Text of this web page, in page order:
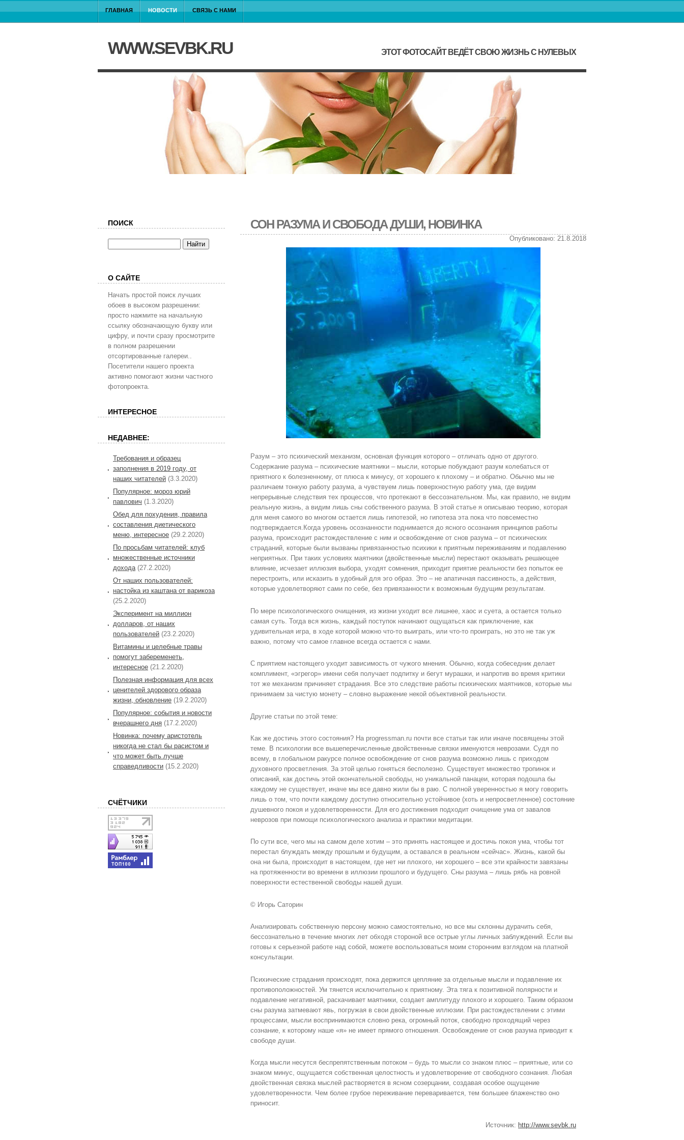
ГЛАВНАЯ НОВОСТИ СВЯЗЬ С НАМИ
WWW.SEVBK.RU ЭТОТ ФОТОСАЙТ ВЕДЁТ СВОЮ ЖИЗНЬ С НУЛЕВЫХ
СОН РАЗУМА И СВОБОДА ДУШИ, НОВИНКА
Опубликовано: 21.8.2018
Разум – это психический механизм, основная функция которого – отличать одно от другого.
Содержание разума – психические маятники – мысли, которые побуждают разум колебаться от
приятного к болезненному, от плюса к минусу, от хорошего к плохому – и обратно. Обычно мы не
различаем тонкую работу разума, а чувствуем лишь поверхностную работу ума, где видим
непрерывные следствия тех процессов, что протекают в бессознательном. Мы, как правило, не видим
реальную жизнь, а видим лишь сны собственного разума. В этой статье я описываю теорию, которая
для меня самого во многом остается лишь гипотезой, но гипотеза эта пока что повсеместно
подтверждается.Когда уровень осознанности поднимается до ясного осознания принципов работы
разума, происходит растождествление с ним и освобождение от снов разума – от психических
страданий, которые были вызваны привязанностью психики к приятным переживаниям и подавлению
неприятных. При таких условиях маятники (двойственные мысли) перестают оказывать решающее
влияние, исчезает иллюзия выбора, уходят сомнения, приходит приятие реальности без попыток ее
перестроить, или исказить в удобный для эго образ. Это – не апатичная пассивность, а действия,
которые удовлетворяют сами по себе, без привязанности к возможным будущим результатам.
По мере психологического очищения, из жизни уходит все лишнее, хаос и суета, а остается только
самая суть. Тогда вся жизнь, каждый поступок начинают ощущаться как приключение, как
удивительная игра, в ходе которой можно что-то выиграть, или что-то проиграть, но это не так уж
важно, потому что самое главное всегда остается с нами.
С приятием настоящего уходит зависимость от чужого мнения. Обычно, когда собеседник делает
комплимент, «эгрегор» имени себя получает подпитку и бегут мурашки, и напротив во время критики
тот же механизм причиняет страдания. Все это следствие работы психических маятников, которые мы
принимаем за чистую монету – словно выражение некой объективной реальности.
Другие статьи по этой теме:
Как же достичь этого состояния? На progressman.ru почти все статьи так или иначе посвящены этой
теме. В психологии все вышеперечисленные двойственные связки именуются неврозами. Судя по
всему, в глобальном ракурсе полное освобождение от снов разума возможно лишь с приходом
духовного просветления. За этой целью гоняться бесполезно. Существует множество тропинок и
описаний, как достичь этой окончательной свободы, но уникальной панацеи, которая подошла бы
каждому не существует, иначе мы все давно жили бы в раю. С полной уверенностью я могу говорить
лишь о том, что почти каждому доступно относительно устойчивое (хоть и непросветленное) состояние
душевного покоя и удовлетворенности. Для его достижения подходит очищение ума от завалов
неврозов при помощи психологического анализа и практики медитации.
По сути все, чего мы на самом деле хотим – это принять настоящее и достичь покоя ума, чтобы тот
перестал блуждать между прошлым и будущим, а оставался в реальном «сейчас». Жизнь, какой бы
она ни была, происходит в настоящем, где нет ни плохого, ни хорошего – все эти крайности завязаны
на протяженности во времени в иллюзии прошлого и будущего. Сны разума – лишь рябь на ровной
поверхности естественной свободы нашей души.
© Игорь Саторин
Анализировать собственную персону можно самостоятельно, но все мы склонны дурачить себя,
бессознательно в течение многих лет обходя стороной все острые углы личных заблуждений. Если вы
готовы к серьезной работе над собой, можете воспользоваться моим сторонним взглядом на платной
консультации.
Психические страдания происходят, пока держится цепляние за отдельные мысли и подавление их
противоположностей. Ум тянется исключительно к приятному. Эта тяга к позитивной полярности и
подавление негативной, раскачивает маятники, создает амплитуду плохого и хорошего. Таким образом
сны разума затмевают явь, погружая в свои двойственные иллюзии. При растождествлении с этими
процессами, мысли воспринимаются словно река, огромный поток, свободно проходящий через
сознание, к которому наше «я» не имеет прямого отношения. Освобождение от снов разума приводит к
свободе души.
Когда мысли несутся беспрепятственным потоком – будь то мысли со знаком плюс – приятные, или со
знаком минус, ощущается собственная целостность и удовлетворение от свободного сознания. Любая
двойственная связка мыслей растворяется в ясном созерцании, создавая особое ощущение
удовлетворенности. Чем более грубое переживание переваривается, тем большее блаженство оно
приносит.
Источник: http://www.sevbk.ru
ПОИСК
О САЙТЕ
Начать простой поиск лучших
обоев в высоком разрешении:
просто нажмите на начальную
ссылку обозначающую букву или
цифру, и почти сразу просмотрите
в полном разрешении
отсортированные галереи..
Посетители нашего проекта
активно помогают жизни частного
фотопроекта.
ИНТЕРЕСНОЕ
НЕДАВНЕЕ:
Требования и образец
заполнения в 2019 году, от
наших читателей (3.3.2020)
Популярное: мороз юрий
павлович (1.3.2020)
Обед для похудения, правила
составления диетического
меню, интересное (29.2.2020)
По просьбам читателей: клуб
множественные источники
дохода (27.2.2020)
От наших пользователей:
настойка из каштана от варикоза
(25.2.2020)
Эксперимент на миллион
долларов, от наших
пользователей (23.2.2020)
Витамины и целебные травы
помогут забеременеть,
интересное (21.2.2020)
Полезная информация для всех
ценителей здорового образа
жизни, обновление (19.2.2020)
Популярное: события и новости
вчерашнего дня (17.2.2020)
Новинка: почему аристотель
никогда не стал бы расистом и
что может быть лучше
справедливости (15.2.2020)
СЧЁТЧИКИ